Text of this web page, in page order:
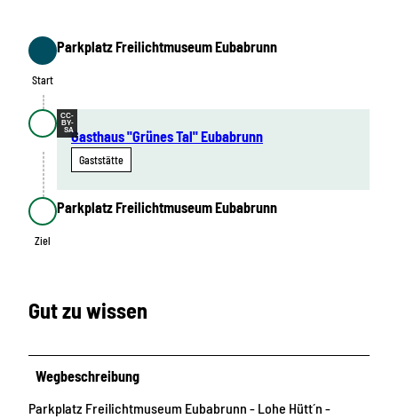
Start
Start
Parkplatz Freilichtmuseum Eubabrunn
CC-
BY-
SAGasthaus "Grünes Tal" Eubabrunn
Gaststätte
Ziel
Ziel
Parkplatz Freilichtmuseum Eubabrunn
Gut zu wissen
Wegbeschreibung
Parkplatz Freilichtmuseum Eubabrunn - Lohe Hütt´n -